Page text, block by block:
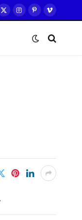
X
Instagram
Pinterest
Vimeo